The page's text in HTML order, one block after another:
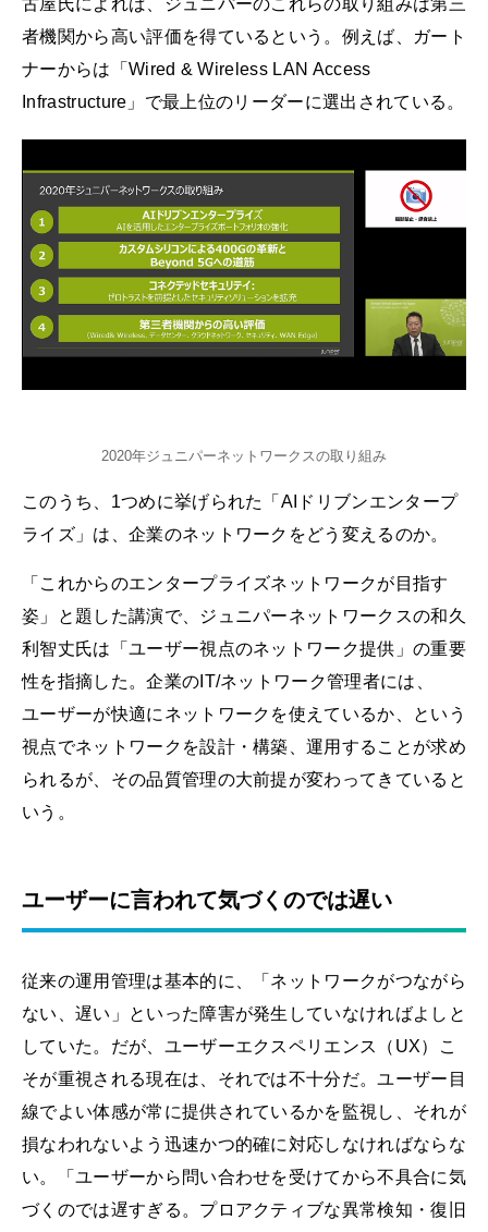
古屋氏によれば、ジュニパーのこれらの取り組みは第三
者機関から高い評価を得ているという。例えば、ガート
ナーからは「Wired & Wireless LAN Access
Infrastructure」で最上位のリーダーに選出されている。
2020年ジュニパーネットワークスの取り組み
このうち、1つめに挙げられた「AIドリブンエンタープ
ライズ」は、企業のネットワークをどう変えるのか。
「これからのエンタープライズネットワークが目指す
姿」と題した講演で、ジュニパーネットワークスの和久
利智丈氏は「ユーザー視点のネットワーク提供」の重要
性を指摘した。企業のIT/ネットワーク管理者には、
ユーザーが快適にネットワークを使えているか、という
視点でネットワークを設計・構築、運用することが求め
られるが、その品質管理の大前提が変わってきていると
いう。
ユーザーに言われて気づくのでは遅い
従来の運用管理は基本的に、「ネットワークがつながら
ない、遅い」といった障害が発生していなければよしと
していた。だが、ユーザーエクスペリエンス（UX）こ
そが重視される現在は、それでは不十分だ。ユーザー目
線でよい体感が常に提供されているかを監視し、それが
損なわれないよう迅速かつ的確に対応しなければならな
い。「ユーザーから問い合わせを受けてから不具合に気
づくのでは遅すぎる。プロアクティブな異常検知・復旧